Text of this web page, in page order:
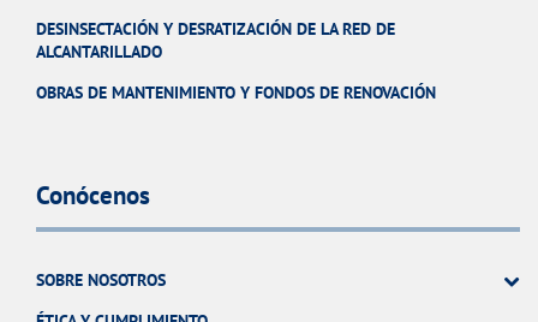
DESINSECTACIÓN Y DESRATIZACIÓN DE LA RED DE
ALCANTARILLADO
OBRAS DE MANTENIMIENTO Y FONDOS DE RENOVACIÓN
Conócenos
SOBRE NOSOTROS